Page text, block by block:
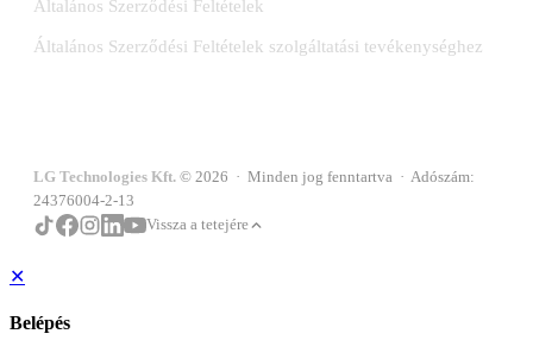
Általános Szerződési Feltételek
Általános Szerződési Feltételek szolgáltatási tevékenységhez
LG Technologies Kft. © 2026 · Minden jog fenntartva · Adószám:
24376004-2-13
Vissza a tetejére
✕
Belépés